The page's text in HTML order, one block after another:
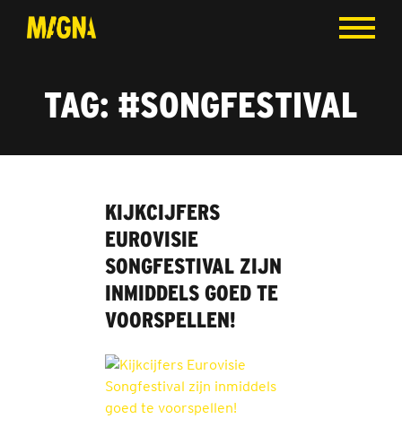
TAG: #SONGFESTIVAL
KIJKCIJFERS
EUROVISIE
SONGFESTIVAL ZIJN
INMIDDELS GOED TE
VOORSPELLEN!